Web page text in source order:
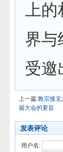
上
界与
受邀
上一篇:教宗接见
届大会的要旨
发表评论
用户名: